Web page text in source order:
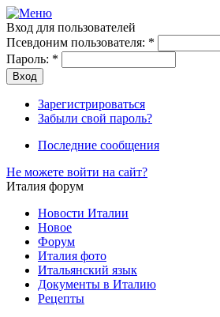
Вход для пользователей
Псевдоним пользователя: *
Пароль: *
Зарегистрироваться
Забыли свой пароль?
Последние сообщения
Не можете войти на сайт?
Италия форум
Новости Италии
Новое
Форум
Италия фото
Итальянский язык
Документы в Италию
Рецепты